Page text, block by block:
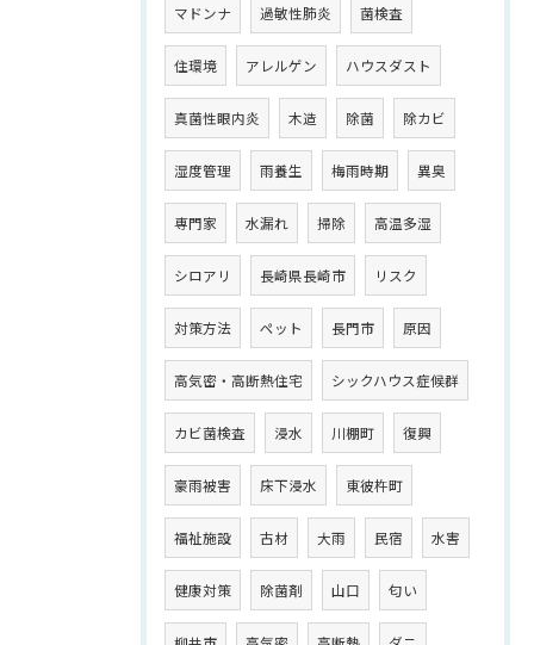
マドンナ 過敏性肺炎 菌検査
住環境 アレルゲン ハウスダスト
真菌性眼内炎 木造 除菌 除カビ
湿度管理 雨養生 梅雨時期 異臭
専門家 水漏れ 掃除 高温多湿
シロアリ 長崎県長崎市 リスク
対策方法 ペット 長門市 原因
高気密・高断熱住宅 シックハウス症候群
カビ菌検査 浸水 川棚町 復興
豪雨被害 床下浸水 東彼杵町
福祉施設 古材 大雨 民宿 水害
健康対策 除菌剤 山口 匂い